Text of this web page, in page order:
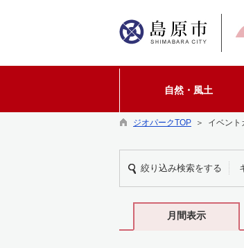
自然・風土
ジオパークTOP ＞ イベント
絞り込み検索をする
月間表示